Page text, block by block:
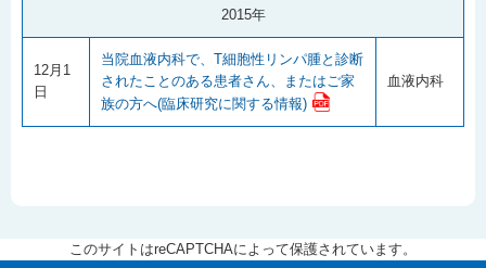
2015年
12月1
日
当院血液内科で、T細胞性リンパ腫と診断
されたことのある患者さん、またはご家
族の方へ(臨床研究に関する情報)
血液内科
このサイトはreCAPTCHAによって保護されています。